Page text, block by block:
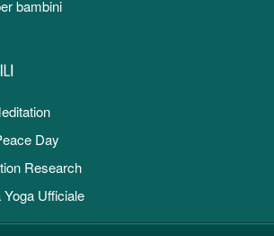
bambini
Day
Research
Yoga Ufficiale